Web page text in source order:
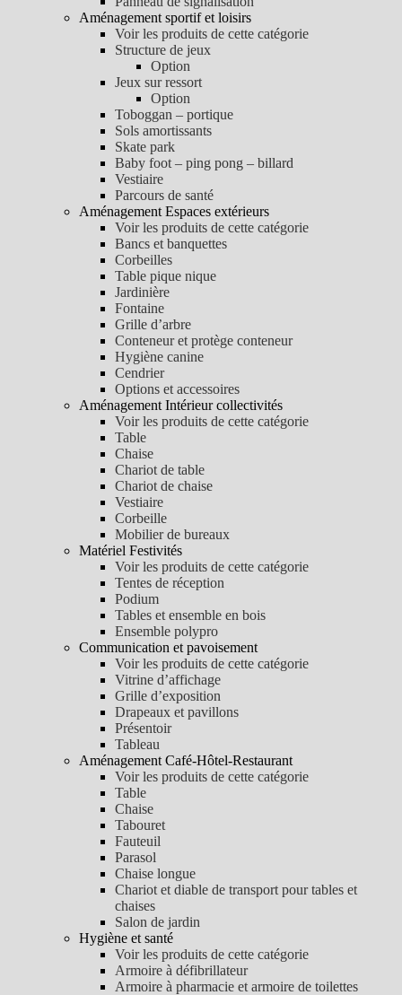
Aménagement sportif et loisirs
Voir les produits de cette catégorie
Structure de jeux
Option
Jeux sur ressort
Option
Toboggan – portique
Sols amortissants
Skate park
Baby foot – ping pong – billard
Vestiaire
Parcours de santé
Aménagement Espaces extérieurs
Voir les produits de cette catégorie
Bancs et banquettes
Corbeilles
Table pique nique
Jardinière
Fontaine
Grille d’arbre
Conteneur et protège conteneur
Hygiène canine
Cendrier
Options et accessoires
Aménagement Intérieur collectivités
Voir les produits de cette catégorie
Table
Chaise
Chariot de table
Chariot de chaise
Vestiaire
Corbeille
Mobilier de bureaux
Matériel Festivités
Voir les produits de cette catégorie
Tentes de réception
Podium
Tables et ensemble en bois
Ensemble polypro
Communication et pavoisement
Voir les produits de cette catégorie
Vitrine d’affichage
Grille d’exposition
Drapeaux et pavillons
Présentoir
Tableau
Aménagement Café-Hôtel-Restaurant
Voir les produits de cette catégorie
Table
Chaise
Tabouret
Fauteuil
Parasol
Chaise longue
Chariot et diable de transport pour tables et
chaises
Salon de jardin
Hygiène et santé
Voir les produits de cette catégorie
Armoire à défibrillateur
Armoire à pharmacie et armoire de toilettes